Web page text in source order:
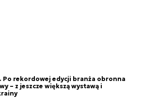
Po rekordowej edycji branża obronna
– z jeszcze większą wystawą i